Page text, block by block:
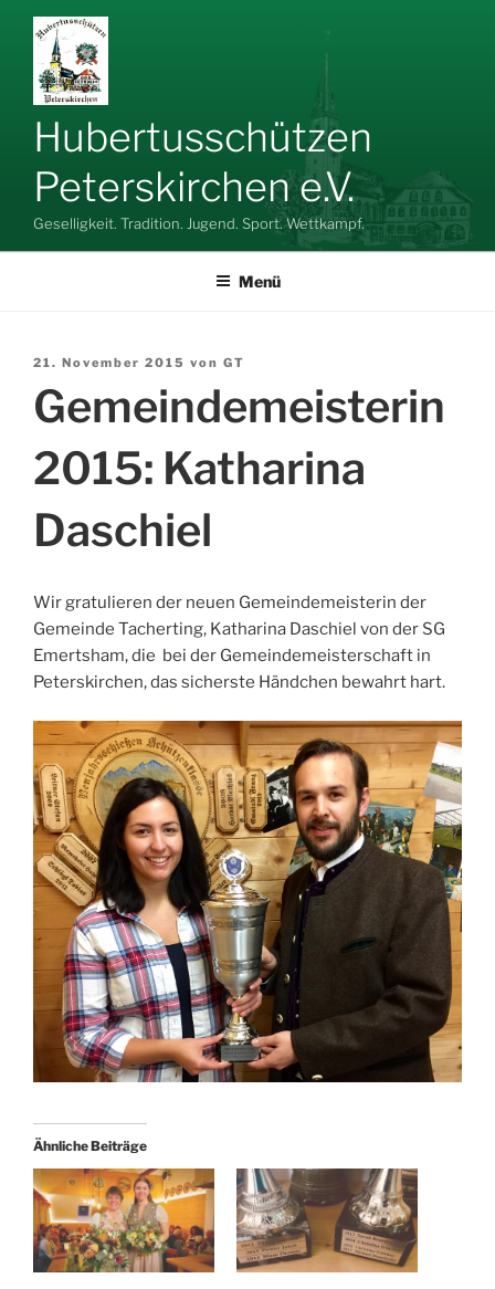
Zum
Inhalt
springen
Hubertusschützen
Peterskirchen e.V.
Geselligkeit. Tradition. Jugend. Sport. Wettkampf.
Menü
Veröffentlicht
21. November 2015 von GT
Gemeindemeisterin
2015: Katharina
Daschiel
Wir gratulieren der neuen Gemeindemeisterin der
Gemeinde Tacherting, Katharina Daschiel von der SG
Emertsham, die bei der Gemeindemeisterschaft in
Peterskirchen, das sicherste Händchen bewahrt hart.
Ähnliche Beiträge